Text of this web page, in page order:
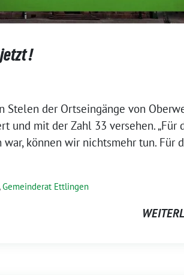
!
Stelen der Ortseingänge von
und mit der Zahl 33 versehen. „Für
war, können wir nichtsmehr tun. Für
Gemeinderat Ettlingen